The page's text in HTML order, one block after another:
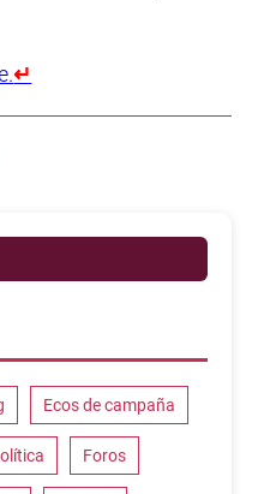
↵
Ecos de campaña
Foros